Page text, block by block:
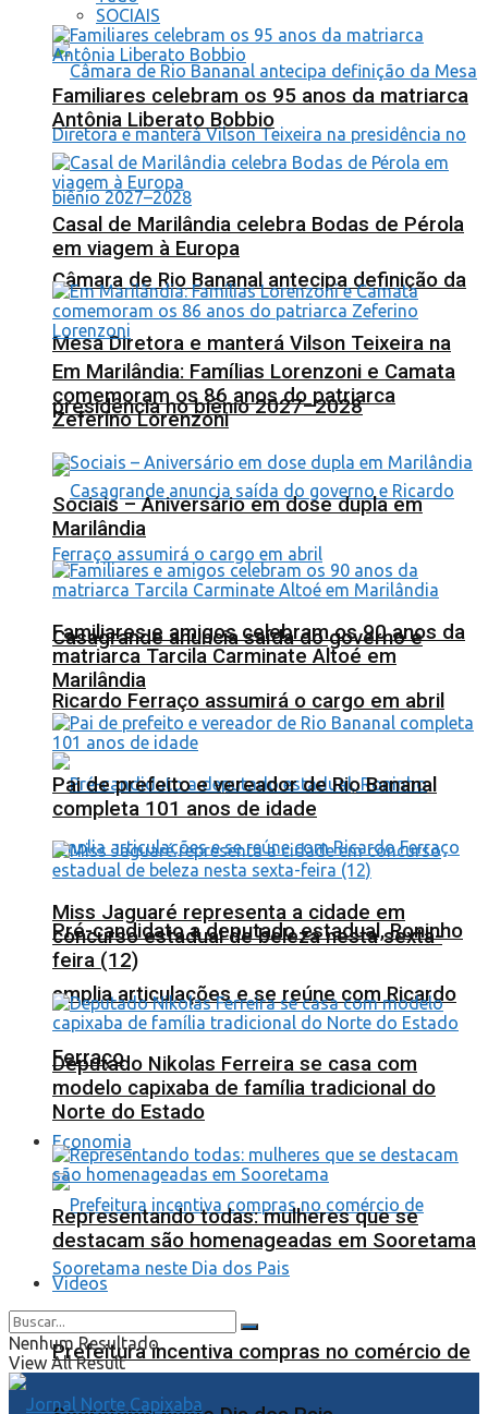
Câmara de Rio Bananal antecipa definição da
Mesa Diretora e manterá Vilson Teixeira na
presidência no biênio 2027–2028
Casagrande anuncia saída do governo e
Ricardo Ferraço assumirá o cargo em abril
Pré-candidato a deputado estadual, Roninho
amplia articulações e se reúne com Ricardo
Ferraço
Economia
Prefeitura incentiva compras no comércio de
SOCIAIS
Familiares celebram os 95 anos da matriarca
Antônia Liberato Bobbio
Casal de Marilândia celebra Bodas de Pérola
em viagem à Europa
Em Marilândia: Famílias Lorenzoni e Camata
comemoram os 86 anos do patriarca
Zeferino Lorenzoni
Sociais – Aniversário em dose dupla em
Marilândia
Familiares e amigos celebram os 90 anos da
matriarca Tarcila Carminate Altoé em
Marilândia
Pai de prefeito e vereador de Rio Bananal
completa 101 anos de idade
Miss Jaguaré representa a cidade em
concurso estadual de beleza nesta sexta-
feira (12)
Deputado Nikolas Ferreira se casa com
modelo capixaba de família tradicional do
Norte do Estado
Representando todas: mulheres que se
destacam são homenageadas em Sooretama
Videos
Nenhum Resultado
View All Result